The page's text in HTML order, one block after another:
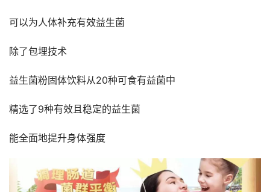
可以为人体补充有效益生菌
除了包埋技术
益生菌粉固体饮料从20种可食有益菌中
精选了9种有效且稳定的益生菌
能全面地提升身体强度